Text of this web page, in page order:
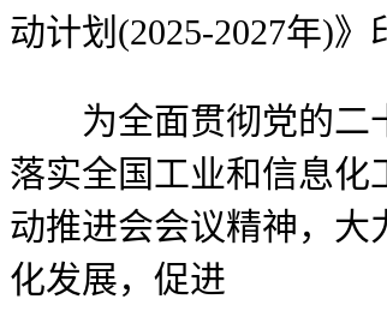
动计划(2025-2027年)
为全面贯彻党的二十
落实全国工业和信息化
动推进会会议精神，大
化发展，促进